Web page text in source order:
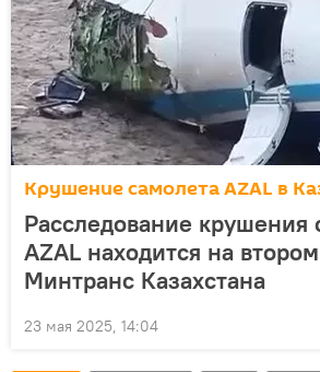
Крушение самолета AZAL в
Расследование крушения
AZAL находится на
Минтранс Казахстана
23 мая 2025, 14:04